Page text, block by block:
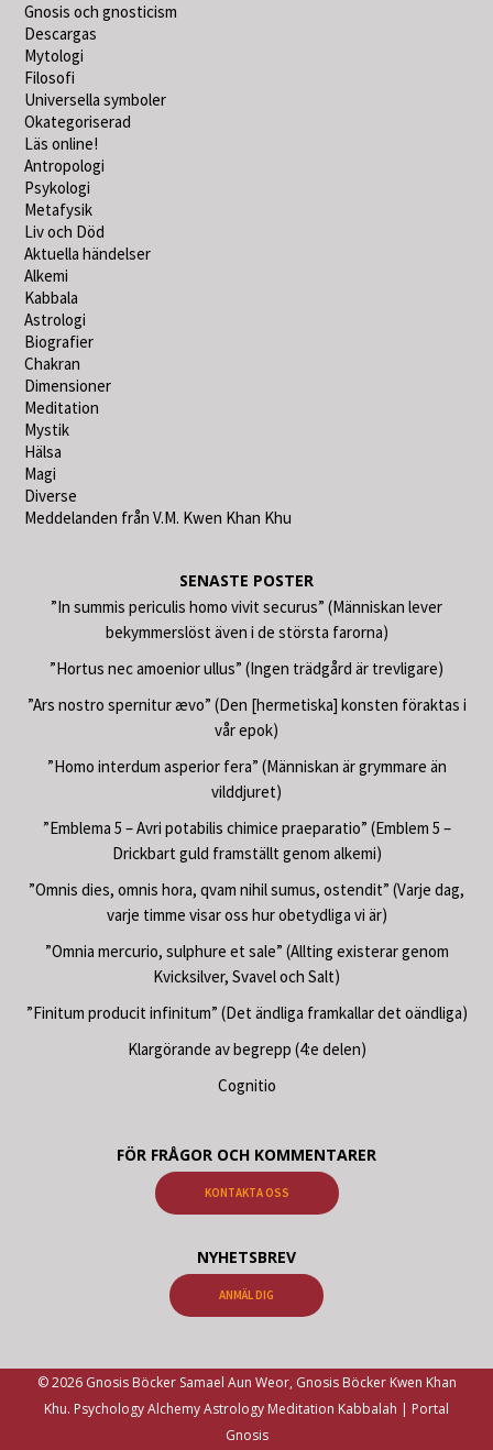
Gnosis och gnosticism
Descargas
Mytologi
Filosofi
Universella symboler
Okategoriserad
Läs online!
Antropologi
Psykologi
Metafysik
Liv och Död
Aktuella händelser
Alkemi
Kabbala
Astrologi
Biografier
Chakran
Dimensioner
Meditation
Mystik
Hälsa
Magi
Diverse
Meddelanden från V.M. Kwen Khan Khu
SENASTE POSTER
”In summis periculis homo vivit securus” (Människan lever
bekymmerslöst även i de största farorna)
”Hortus nec amoenior ullus” (Ingen trädgård är trevligare)
”Ars nostro spernitur ævo” (Den [hermetiska] konsten föraktas i
vår epok)
”Homo interdum asperior fera” (Människan är grymmare än
vilddjuret)
”Emblema 5 – Avri potabilis chimice praeparatio” (Emblem 5 –
Drickbart guld framställt genom alkemi)
”Omnis dies, omnis hora, qvam nihil sumus, ostendit” (Varje dag,
varje timme visar oss hur obetydliga vi är)
”Omnia mercurio, sulphure et sale” (Allting existerar genom
Kvicksilver, Svavel och Salt)
”Finitum producit infinitum” (Det ändliga framkallar det oändliga)
Klargörande av begrepp (4:e delen)
Cognitio
FÖR FRÅGOR OCH KOMMENTARER
KONTAKTA OSS
NYHETSBREV
ANMÄL DIG
© 2026 Gnosis Böcker Samael Aun Weor, Gnosis Böcker Kwen Khan
Khu. Psychology Alchemy Astrology Meditation Kabbalah | Portal
Gnosis